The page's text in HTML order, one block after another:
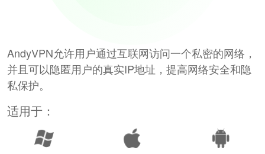
AndyVPN允许用户通过互联网访问一个私密的网络，
并且可以隐匿用户的真实IP地址，提高网络安全和隐
私保护。
适用于：